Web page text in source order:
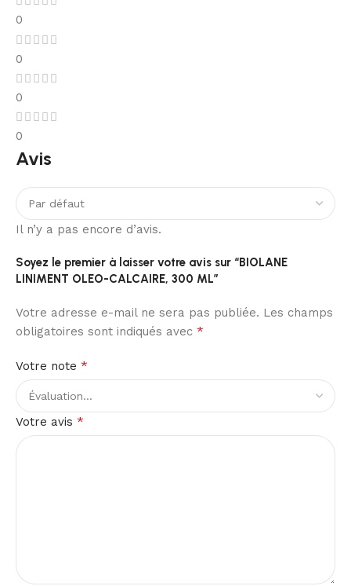
0
0
0
0
Avis
Il n’y a pas encore d’avis.
Soyez le premier à laisser votre avis sur “BIOLANE
LINIMENT OLEO-CALCAIRE, 300 ML”
Votre adresse e-mail ne sera pas publiée. Les champs
obligatoires sont indiqués avec *
Votre note *
Votre avis *